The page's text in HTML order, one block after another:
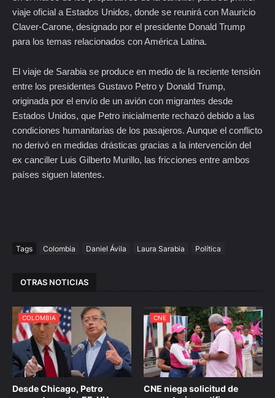
viaje oficial a Estados Unidos, donde se reunirá con Mauricio
Claver-Carone, designado por el presidente Donald Trump
para los temas relacionados con América Latina.
El viaje de Sarabia se produce en medio de la reciente tensión
entre los presidentes Gustavo Petro y Donald Trump,
originada por el envío de un avión con migrantes desde
Estados Unidos, que Petro inicialmente rechazó debido a las
condiciones humanitarias de los pasajeros. Aunque el conflicto
no derivó en medidas drásticas gracias a la intervención del
ex canciller Luis Gilberto Murillo, las fricciones entre ambos
países siguen latentes.
Tags Colombia Daniel Ávila Laura Sarabia Política
OTRAS NOTICIAS
COLOMBIA
Desde Chicago, Petro
CNE
CNE niega solicitud de